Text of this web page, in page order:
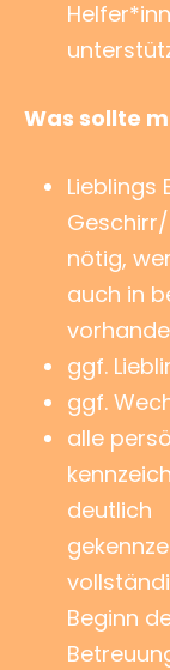
Was sollte
Lieblings
nötig,
auch in
ggf.
ggf.
alle
deutlich
Beginn